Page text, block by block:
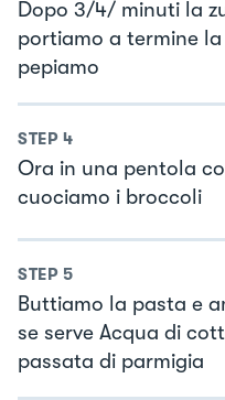
Dopo 3/4/ minuti la
portiamo a termine
pepiamo
STEP 4
Ora in una pentola
cuociamo i broccoli
STEP 5
Buttiamo la pasta e
se serve Acqua di
passata di parmigia